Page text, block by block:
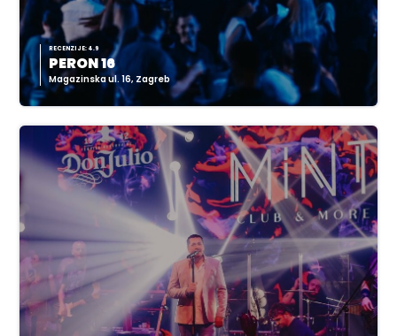
RECENZIJE: 4.9
PERON 16
Magazinska ul. 16, Zagreb